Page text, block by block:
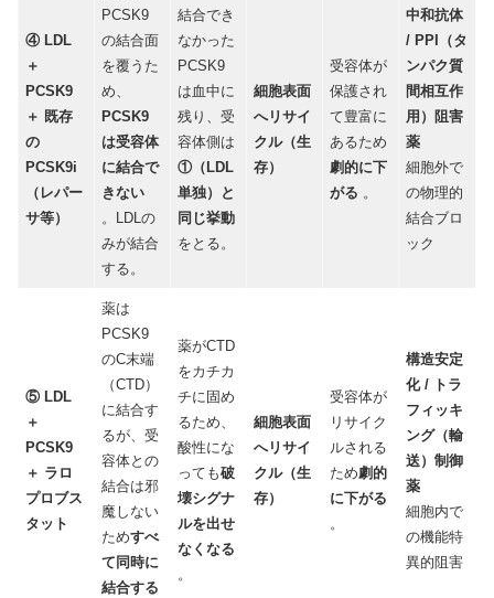
④ LDL
＋
PCSK9
＋ 既存
の
PCSK9i
（レパー
サ等）
PCSK9
の結合面
を覆うた
め、
PCSK9
は受容体
に結合で
きない
。LDLの
みが結合
する。
結合でき
なかった
PCSK9
は血中に
残り、受
容体側は
①（LDL
単独）と
同じ挙動
をとる。
細胞表面
へリサイ
クル（生
存）
受容体が
保護され
て豊富に
あるため
劇的に下
がる 。
中和抗体
/ PPI（タ
ンパク質
間相互作
用）阻害
薬
細胞外で
の物理的
結合ブロ
ック
⑤ LDL
＋
PCSK9
＋ ラロ
プロブス
タット
薬は
PCSK9
のC末端
（CTD）
に結合す
るが、受
容体との
結合は邪
魔しない
ためすべ
て同時に
結合する
薬がCTD
をカチカ
チに固め
るため、
酸性にな
っても破
壊シグナ
ルを出せ
なくなる
。
細胞表面
へリサイ
クル（生
存）
受容体が
リサイク
ルされる
ため劇的
に下がる
。
構造安定
化 / トラ
フィッキ
ング（輸
送）制御
薬
細胞内で
の機能特
異的阻害